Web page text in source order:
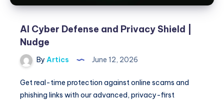
AI Cyber Defense and Privacy Shield |
Nudge
By Artics June 12, 2026
Get real-time protection against online scams and
phishing links with our advanced, privacy-first